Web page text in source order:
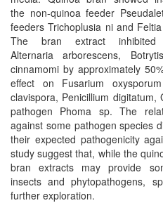
the non-quinoa feeder
feeders Trichoplusia ni and
The bran extract
Alternaria arborescens,
cinnamomi by approximately
effect on Fusarium
clavispora, Penicillium
pathogen Phoma sp. The
against some pathogen species
their expected pathogenicity
study suggest that, while the
bran extracts may provide
insects and phytopathogens,
further exploration.